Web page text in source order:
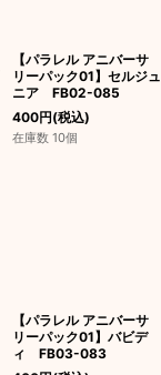
【パラレル アニバーサ
リーパック01】セルジュ
ニア FB02-085
400円(税込)
在庫数 10個
【パラレル アニバーサ
リーパック01】バビデ
ィ FB03-083